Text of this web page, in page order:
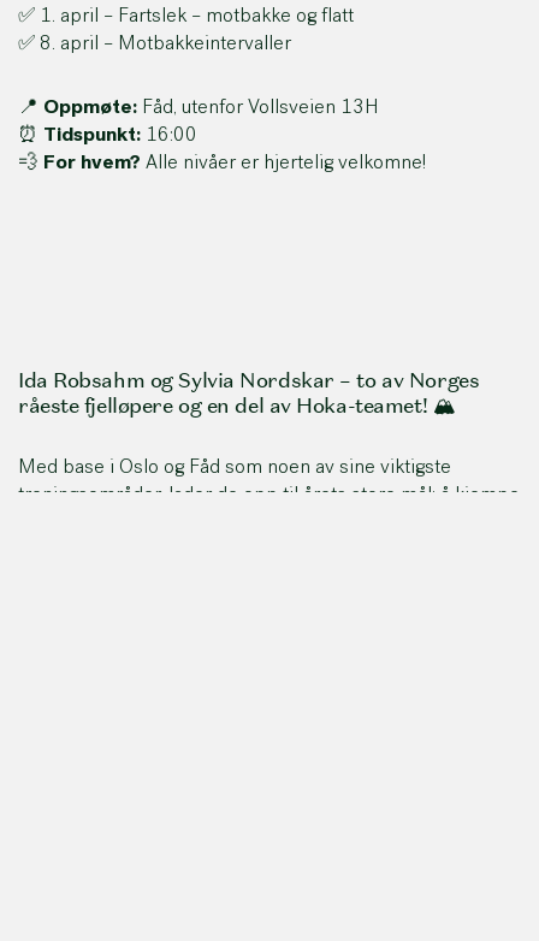
✅ 1. april – Fartslek – motbakke og flatt
✅ 8. april – Motbakkeintervaller
📍 Oppmøte: Fåd, utenfor Vollsveien 13H
⏰ Tidspunkt: 16:00
💨 For hvem? Alle nivåer er hjertelig velkomne!
Ida Robsahm og Sylvia Nordskar – to av Norges
råeste fjelløpere og en del av Hoka-teamet! 🏔️
Med base i Oslo og Fåd som noen av sine viktigste
treningsområder, lader de opp til årets store mål: å kjempe